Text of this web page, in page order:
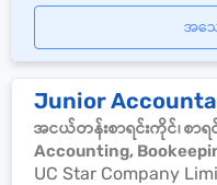
အသ
Junior
အငယ်တန်းစာရင်းကိုင်၊ စာရ
Accounting,
UC Star Company